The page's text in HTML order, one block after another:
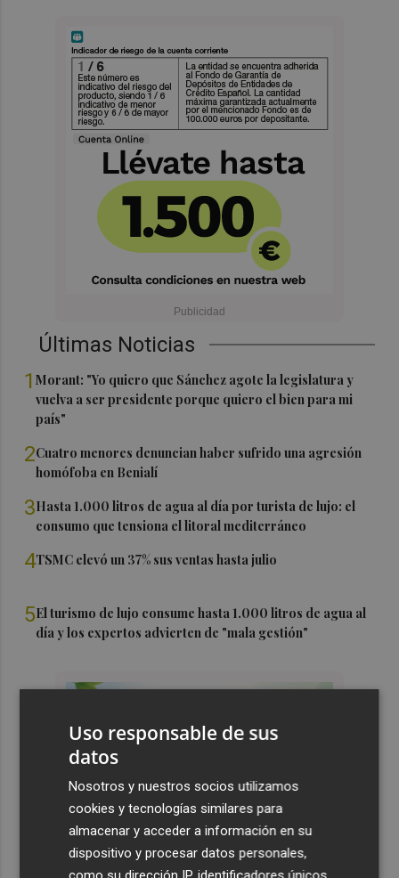
Últimas Noticias
1Morant: "Yo quiero que Sánchez agote la legislatura y
vuelva a ser presidente porque quiero el bien para mi
país"
2Cuatro menores denuncian haber sufrido una agresión
homófoba en Benialí
3Hasta 1.000 litros de agua al día por turista de lujo: el
consumo que tensiona el litoral mediterráneo
4TSMC elevó un 37% sus ventas hasta julio
5El turismo de lujo consume hasta 1.000 litros de agua al
día y los expertos advierten de "mala gestión"
Uso responsable de sus
datos
Nosotros y nuestros socios utilizamos
cookies y tecnologías similares para
almacenar y acceder a información en su
dispositivo y procesar datos personales,